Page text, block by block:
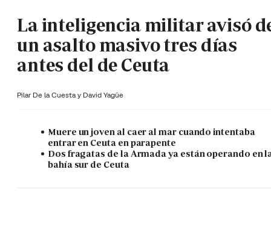
La inteligencia militar avisó
un asalto masivo tres días
antes del de Ceuta
Pilar De la Cuesta y David Yagüe
Muere un joven al caer al mar cuando intentaba
entrar en Ceuta en parapente
Dos fragatas de la Armada ya están operando en
bahía sur de Ceuta